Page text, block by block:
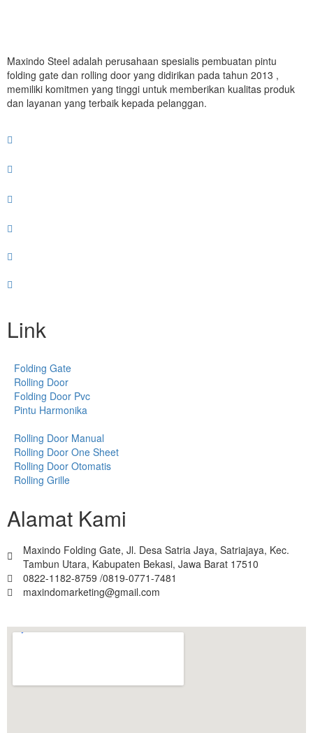
Maxindo Steel adalah perusahaan spesialis pembuatan pintu
folding gate dan rolling door yang didirikan pada tahun 2013 ,
memiliki komitmen yang tinggi untuk memberikan kualitas produk
dan layanan yang terbaik kepada pelanggan.
Link
Folding Gate
Rolling Door
Folding Door Pvc
Pintu Harmonika
Rolling Door Manual
Rolling Door One Sheet
Rolling Door Otomatis
Rolling Grille
Alamat Kami
Maxindo Folding Gate, Jl. Desa Satria Jaya, Satriajaya, Kec.
Tambun Utara, Kabupaten Bekasi, Jawa Barat 17510
0822-1182-8759 /0819-0771-7481
maxindomarketing@gmail.com